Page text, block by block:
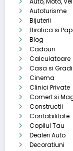
Autoturisme
Bijuterii
Birotica si
Blog
Cadouri
Calculatoare
Casa si
Cinema
Clinici Private
Comert si
Constructii
Contabilitate
Copilul Tau
Dealeri Auto
Decoratiuni